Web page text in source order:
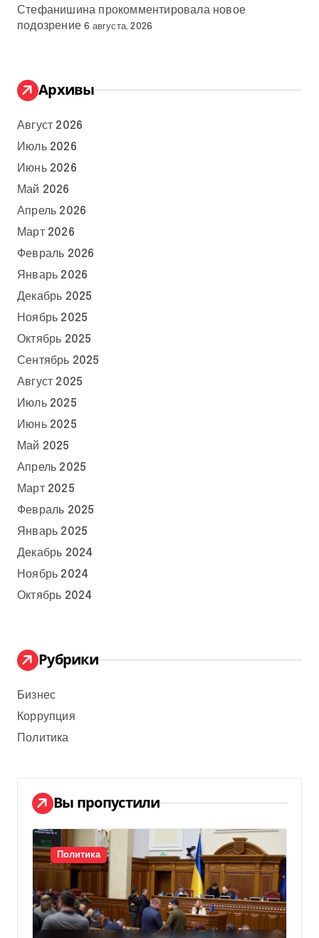
Стефанишина прокомментировала новое
подозрение 6 августа, 2026
Архивы
Август 2026
Июль 2026
Июнь 2026
Май 2026
Апрель 2026
Март 2026
Февраль 2026
Январь 2026
Декабрь 2025
Ноябрь 2025
Октябрь 2025
Сентябрь 2025
Август 2025
Июль 2025
Июнь 2025
Май 2025
Апрель 2025
Март 2025
Февраль 2025
Январь 2025
Декабрь 2024
Ноябрь 2024
Октябрь 2024
Рубрики
Бизнес
Коррупция
Политика
Вы пропустили
Политика